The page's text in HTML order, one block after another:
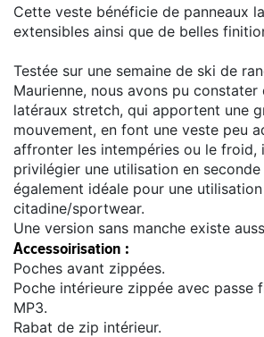
Cette veste bénéficie de panneaux
extensibles ainsi que de belles
Testée sur une semaine de ski de
Maurienne, nous avons pu constater
latéraux stretch, qui apportent une
mouvement, en font une veste peu
affronter les intempéries ou le froid,
privilégier une utilisation en
également idéale pour une utilisation
citadine/sportwear.
Une version sans manche existe
Accessoirisation :
Poches avant zippées.
Poche intérieure zippée avec passe
MP3.
Rabat de zip intérieur.